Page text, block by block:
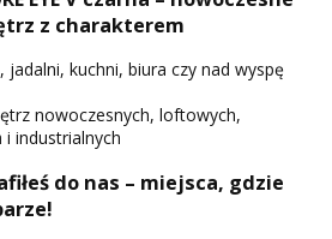
z charakterem
jadalni, kuchni, biura czy nad wyspę
nowoczesnych, loftowych,
industrialnych
do nas – miejsca, gdzie